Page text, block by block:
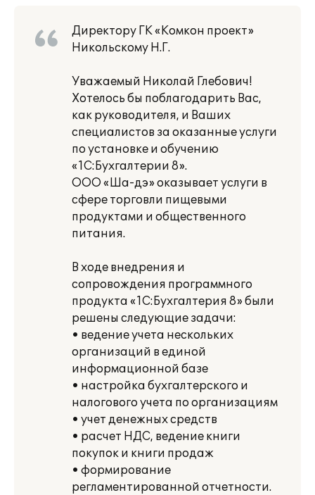
Директору ГК «Комкон проект»
Никольскому Н.Г.
Уважаемый Николай Глебович!
Хотелось бы поблагодарить Вас,
как руководителя, и Ваших
специалистов за оказанные услуги
по установке и обучению
«1С:Бухгалтерии 8».
ООО «Ша-дэ» оказывает услуги в
сфере торговли пищевыми
продуктами и общественного
питания.
В ходе внедрения и
сопровождения программного
продукта «1С:Бухгалтерия 8» были
решены следующие задачи:
• ведение учета нескольких
организаций в единой
информационной базе
• настройка бухгалтерского и
налогового учета по организациям
• учет денежных средств
• расчет НДС, ведение книги
покупок и книги продаж
• формирование
регламентированной отчетности.